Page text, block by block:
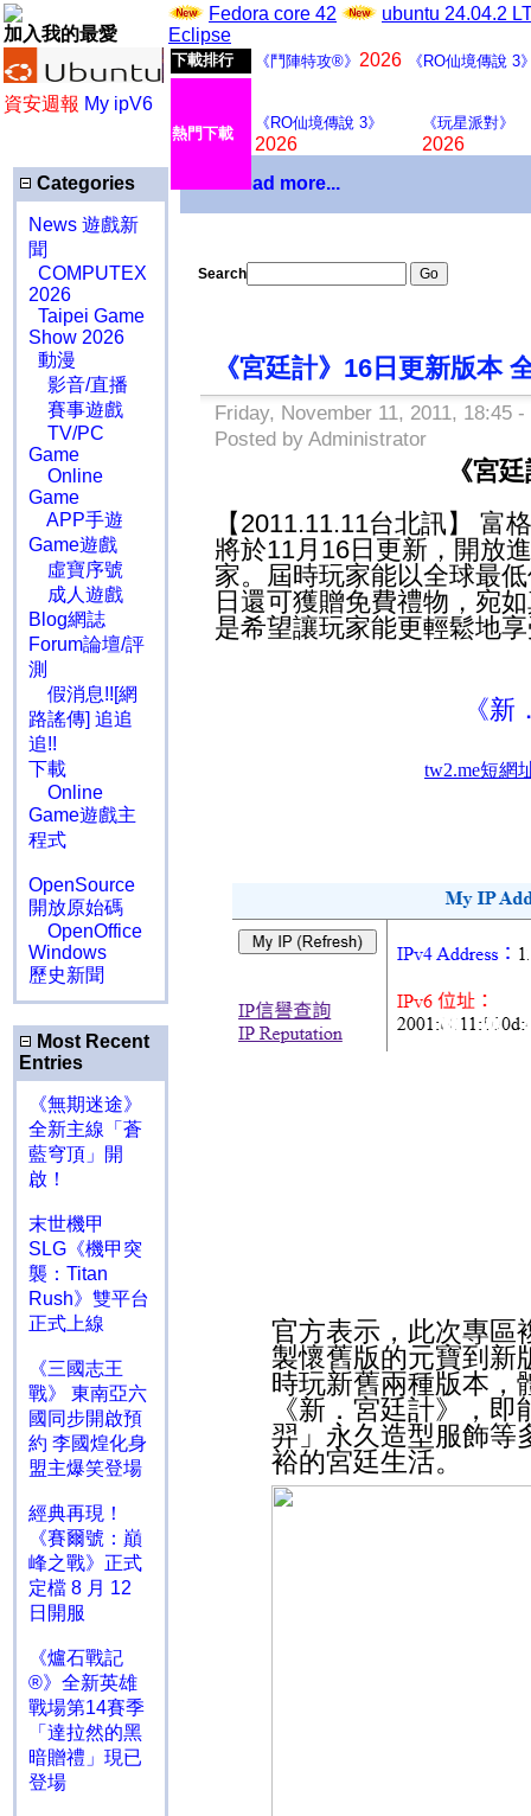
加入我的最愛
資安週報 My ipV6
Fedora core 42
ubuntu 24.04.2
Eclipse
下載排行 《鬥陣特攻®》 2026 《RO仙境傳說 3
熱門下載
《RO仙境傳說 3》
2026
《玩星派對》
2026
Categories
News 遊戲新
聞
COMPUTEX
2026
Taipei Game
Show 2026
動漫
影音/直播
賽事遊戲
TV/PC
Game
Online
Game
APP手遊
Game遊戲
虛寶序號
成人遊戲
Blog網誌
Forum論壇/評
測
假消息!![網
路謠傳] 追追
追!!
下載
Online
Game遊戲主
程式
OpenSource
開放原始碼
OpenOffice
Windows
歷史新聞
Most Recent
Entries
《無期迷途》
全新主線「蒼
藍穹頂」開
啟！
末世機甲
SLG《機甲突
襲：Titan
Rush》雙平台
正式上線
《三國志王
戰》 東南亞六
國同步開啟預
約 李國煌化身
盟主爆笑登場
經典再現！
《賽爾號：巔
峰之戰》正式
定檔 8 月 12
日開服
《爐石戰記
®》全新英雄
戰場第14賽季
「達拉然的黑
暗贈禮」現已
登場
Download more...
Search
《宮廷計》16日更新版本
Friday, November 11, 2011, 18:45 -
Posted by Administrator
《宮
【2011.11.11台北訊】 富
將於11月16日更新，開放
家。屆時玩家能以全球最
日還可獲贈免費禮物，宛
是希望讓玩家能更輕鬆地
《
官方表示，此次專區
製懷舊版的元寶到新
時玩新舊兩種版本，
《新．宮廷計》，
羿」永久造型服飾等
裕的宮廷生活。